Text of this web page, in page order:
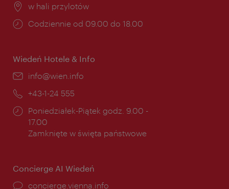
Miejsce:
w hali przylotów
Godziny
Codziennie od 09.00 do 18.00
Wiedeń Hotele & Info
E-
info@wien.info
Telefon:
+43-1-24 555
Godziny
otwarcia:
Poniedziałek-Piątek godz. 9.00 -
17.00
Zamknięte w święta państwowe
Concierge AI Wiedeń
concierge.vienna.info